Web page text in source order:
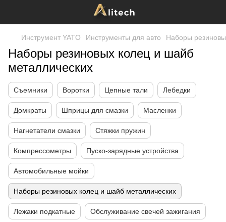
Инструмент YATO Инструменты для авто Наборы
Наборы резиновых колец и шайб
металлических
Съемники Воротки Цепные тали Лебедки
Домкраты Шприцы для смазки Масленки
Нагнетатели смазки Стяжки пружин
Компрессометры Пуско-зарядные устройства
Автомобильные мойки
Наборы резиновых колец и шайб металлических
Лежаки подкатные Обслуживание свечей зажигания